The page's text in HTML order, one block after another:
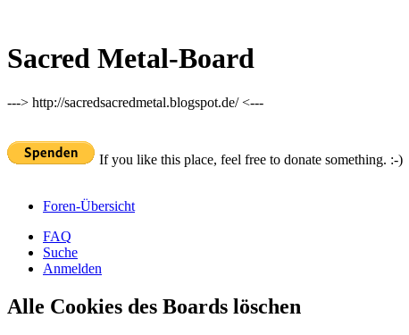
Sacred Metal-Board
---> http://sacredsacredmetal.blogspot.de/ <---
If you like this place, feel free to donate something. :-)
Foren-Übersicht
FAQ
Suche
Anmelden
Alle Cookies des Boards löschen